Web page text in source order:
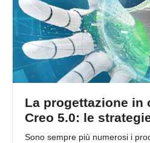
La progettazione in
Creo 5.0: le
Sono sempre più numerosi i